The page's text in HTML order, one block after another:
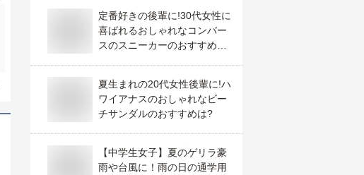
定番好きの後輩に!30代女性に
喜ばれるおしゃれなコンバー
スのスニーカーのおすすめ
夏生まれの20代女性後輩に!ハ
ワイアナスのおしゃれなビー
チサンダルのおすすめは?
【中学生女子】夏のゲリラ豪
雨や台風に！雨の日の通学用